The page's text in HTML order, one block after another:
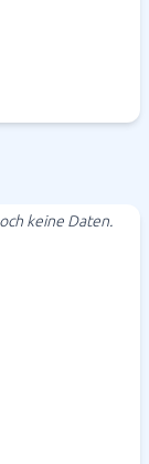
keine Daten.